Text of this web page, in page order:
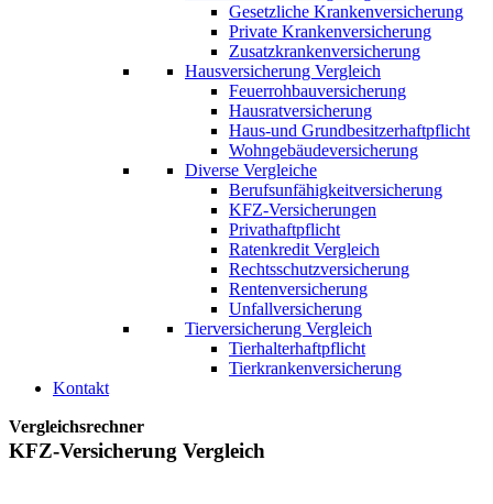
Gesetzliche Krankenversicherung
Private Krankenversicherung
Zusatzkrankenversicherung
Hausversicherung Vergleich
Feuerrohbauversicherung
Hausratversicherung
Haus-und Grundbesitzerhaftpflicht
Wohngebäudeversicherung
Diverse Vergleiche
Berufsunfähigkeitversicherung
KFZ-Versicherungen
Privathaftpflicht
Ratenkredit Vergleich
Rechtsschutzversicherung
Rentenversicherung
Unfallversicherung
Tierversicherung Vergleich
Tierhalterhaftpflicht
Tierkrankenversicherung
Kontakt
Vergleichsrechner
KFZ-Versicherung Vergleich